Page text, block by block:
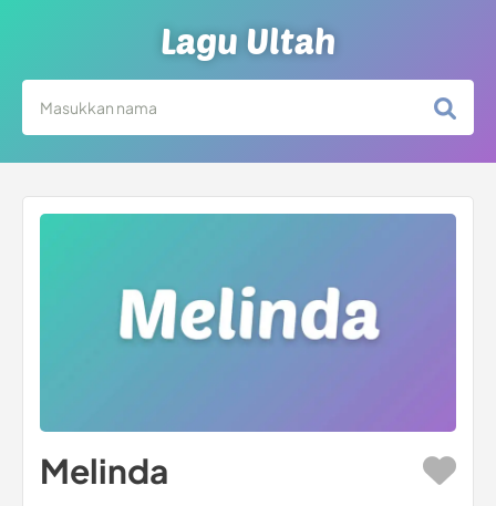
Lagu Ultah
Melinda